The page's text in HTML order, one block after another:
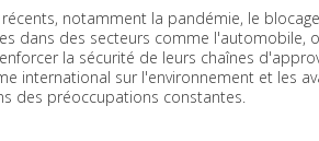
notamment la pandémie, le
dans des secteurs comme l'automobile,
la sécurité de leurs chaînes
international sur l'environnement et les
des préoccupations constantes.